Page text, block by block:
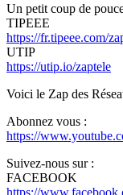
Un petit coup de
TIPEEE
https://fr.tipeee.com/
UTIP
https://utip.io/zaptele
Voici le Zap des
Abonnez vous :
https://
Suivez-nous sur :
FACEBOOK
https://